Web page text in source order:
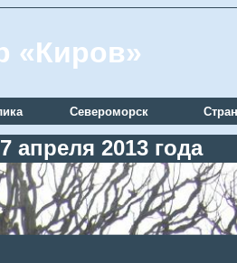
«Киров»
Североморск
апреля 2013 года